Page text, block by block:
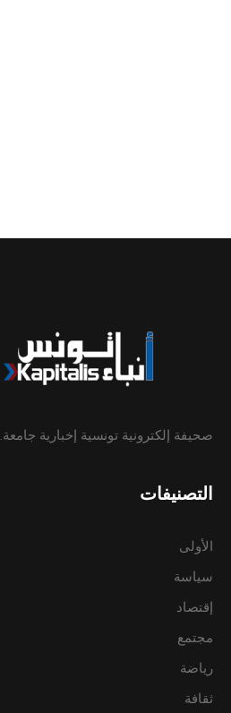
صحيفة إلكترونية تونسية إخبارية جامعة.
التصنيفات
الأولى
سياسة
إقتصاد
مجتمع
رياضة
ثقافة